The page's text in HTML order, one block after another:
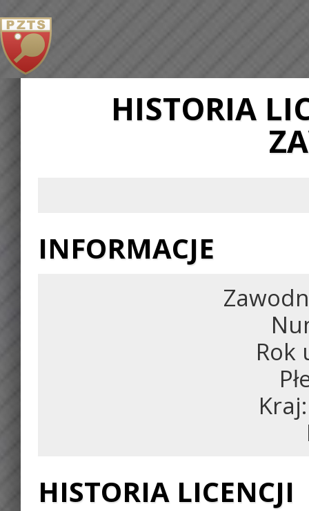
HISTORIA
INFORMACJE
Rok
HISTORIA LICENCJI